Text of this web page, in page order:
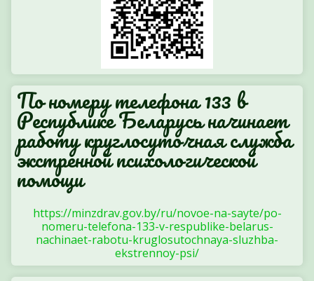
По номеру телефона 133 в
Республике Беларусь начинает
работу круглосуточная служба
экстренной психологической
помощи
https://minzdrav.gov.by/ru/novoe-na-sayte/po-
nomeru-telefona-133-v-respublike-belarus-
nachinaet-rabotu-kruglosutochnaya-sluzhba-
ekstrennoy-psi/